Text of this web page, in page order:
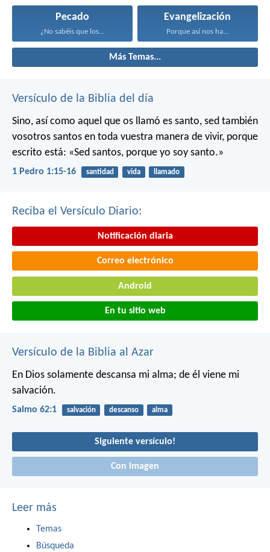
Pecado
¿No sabéis que los...
Evangelización
Porque así nos ha...
Más Temas...
Versículo de la Biblia del día
Sino, así como aquel que os llamó es santo, sed también
vosotros santos en toda vuestra manera de vivir, porque
escrito está: «Sed santos, porque yo soy santo.»
1 Pedro 1:15-16 santidad vida llamado
Reciba el Versículo Diario:
Notificación diaria
Correo electrónico
Android
En tu sitio web
Versículo de la Biblia al Azar
En Dios solamente descansa mi alma; de él viene mi
salvación.
Salmo 62:1 salvación descanso alma
Siguiente versículo!
Con imagen
Leer más
Temas
Búsqueda